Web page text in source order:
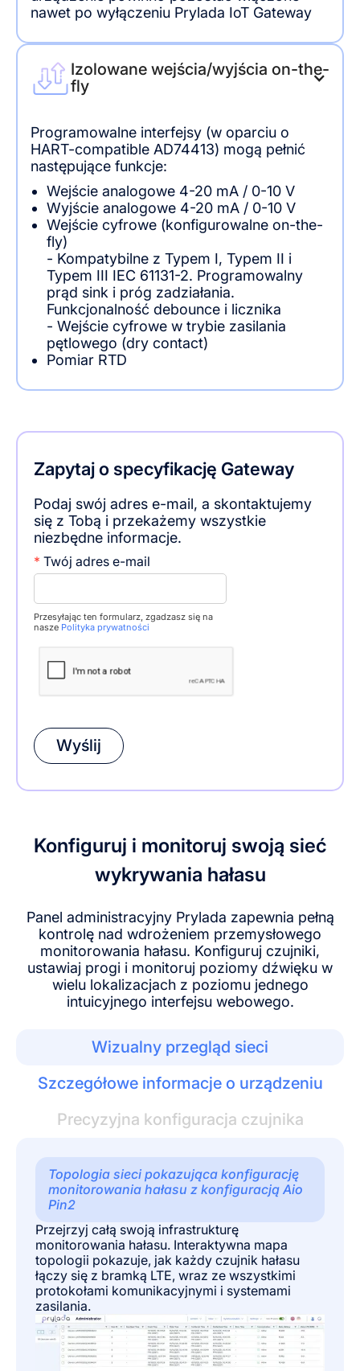
nawet po wyłączeniu Prylada IoT Gateway
Izolowane wejścia/wyjścia on-the-
fly
Programowalne interfejsy (w oparciu o
HART-compatible AD74413) mogą pełnić
następujące funkcje:
Wejście analogowe 4-20 mA / 0-10 V
Wyjście analogowe 4-20 mA / 0-10 V
Wejście cyfrowe (konfigurowalne on-the-
fly)
- Kompatybilne z Typem I, Typem II i
Typem III IEC 61131-2. Programowalny
prąd sink i próg zadziałania.
Funkcjonalność debounce i licznika
- Wejście cyfrowe w trybie zasilania
pętlowego (dry contact)
Pomiar RTD
Zapytaj o specyfikację Gateway
Podaj swój adres e-mail, a skontaktujemy
się z Tobą i przekażemy wszystkie
niezbędne informacje.
* Twój adres e-mail
Przesyłając ten formularz, zgadzasz się na
nasze Polityka prywatności
Konfiguruj i monitoruj swoją sieć
wykrywania hałasu
Panel administracyjny Prylada zapewnia pełną
kontrolę nad wdrożeniem przemysłowego
monitorowania hałasu. Konfiguruj czujniki,
ustawiaj progi i monitoruj poziomy dźwięku w
wielu lokalizacjach z poziomu jednego
intuicyjnego interfejsu webowego.
Wizualny przegląd sieci
Szczegółowe informacje o urządzeniu
Precyzyjna konfiguracja czujnika
Topologia sieci pokazująca konfigurację
monitorowania hałasu z konfiguracją Aio
Pin2
Przejrzyj całą swoją infrastrukturę
monitorowania hałasu. Interaktywna mapa
topologii pokazuje, jak każdy czujnik hałasu
łączy się z bramką LTE, wraz ze wszystkimi
protokołami komunikacyjnymi i systemami
zasilania.